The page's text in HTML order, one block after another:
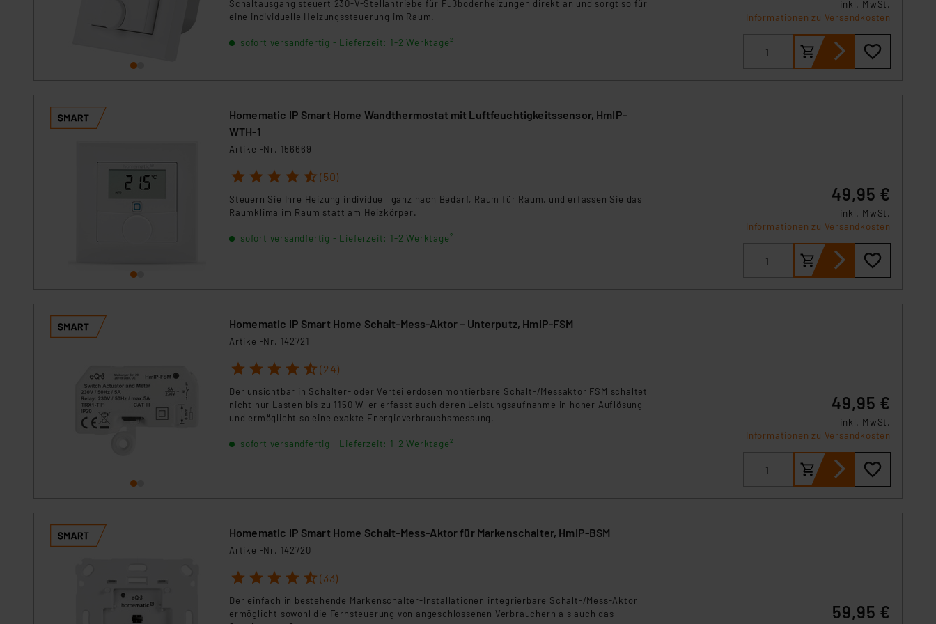
Für die USA besteht kein Angemessenheitsbeschluss der EU. Dies bedeutet, dass die USA als Land mit unzureichendem
Datenschutz nach EU-Standards eingestuft wird. So besteht etwa das Risiko, dass US-Behörden personenbezogene
Daten in Überwachungsprogrammen verarbeiten, ohne dass hiergegen Klagemöglichkeiten für Europäer bestehen.
Impressum |Datenschutzerklärung
Schaltausgang steuert 230-V-Stellantriebe für Fußbodenheizungen direkt an und sorgt so für
eine individuelle Heizungssteuerung im Raum.
sofort versandfertig - Lieferzeit: 1-2 Werktage²
inkl. MwSt.
Informationen zu Versandkosten
Homematic IP Smart Home Wandthermostat mit Luftfeuchtigkeitssensor, HmIP-
WTH-1
Artikel-Nr. 156669
1 2 3 4 5 (50)
Steuern Sie Ihre Heizung individuell ganz nach Bedarf, Raum für Raum, und erfassen Sie das
Raumklima im Raum statt am Heizkörper.
sofort versandfertig - Lieferzeit: 1-2 Werktage²
49,95 €
inkl. MwSt.
Informationen zu Versandkosten
Homematic IP Smart Home Schalt-Mess-Aktor – Unterputz, HmIP-FSM
Artikel-Nr. 142721
1 2 3 4 5 (24)
Der unsichtbar in Schalter- oder Verteilerdosen montierbare Schalt-/Messaktor FSM schaltet
nicht nur Lasten bis zu 1150 W, er erfasst auch deren Leistungsaufnahme in hoher Auflösung
und ermöglicht so eine exakte Energieverbrauchsmessung.
sofort versandfertig - Lieferzeit: 1-2 Werktage²
49,95 €
inkl. MwSt.
Informationen zu Versandkosten
Homematic IP Smart Home Schalt-Mess-Aktor für Markenschalter, HmIP-BSM
Artikel-Nr. 142720
1 2 3 4 5 (33)
Der einfach in bestehende Markenschalter-Installationen integrierbare Schalt-/Mess-Aktor
ermöglicht sowohl die Fernsteuerung von angeschlossenen Verbrauchern als auch das
59,95 €